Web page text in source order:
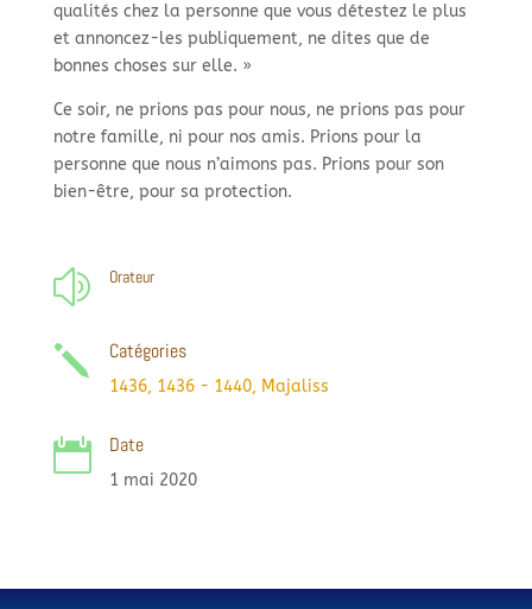
qualités chez la personne que vous détestez le plus
et annoncez-les publiquement, ne dites que de
bonnes choses sur elle. »
Ce soir, ne prions pas pour nous, ne prions pas pour
notre famille, ni pour nos amis. Prions pour la
personne que nous n’aimons pas. Prions pour son
bien-être, pour sa protection.
z Orateur
j Catégories
1436, 1436 - 1440, Majaliss
 Date
1 mai 2020